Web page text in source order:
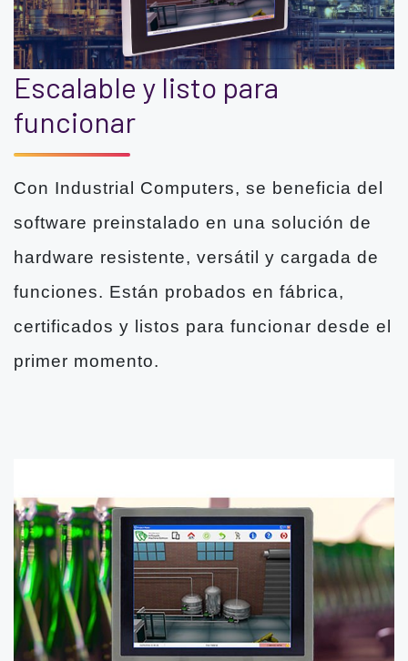
Escalable y listo para
funcionar
Con Industrial Computers, se beneficia del
software preinstalado en una solución de
hardware resistente, versátil y cargada de
funciones. Están probados en fábrica,
certificados y listos para funcionar desde el
primer momento.